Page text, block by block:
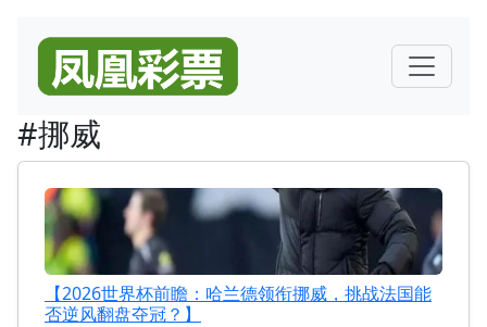
#挪威
【2026世界杯前瞻：哈兰德领衔挪威，挑战法国能
否逆风翻盘夺冠？】